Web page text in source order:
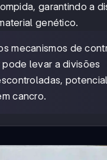
garantindo a
genético.
mecanismos de
levar a divisões
cancro.